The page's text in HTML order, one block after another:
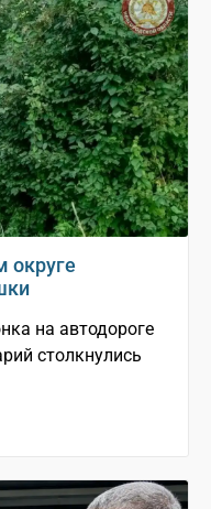
округе
на автодороге
столкнулись